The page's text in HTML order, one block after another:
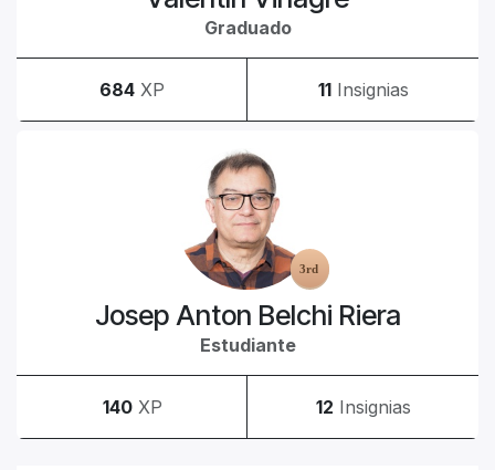
Graduado
684 XP 11 Insignias
Josep Anton Belchi Riera
Estudiante
140 XP 12 Insignias